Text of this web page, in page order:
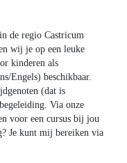
de regio Castricum
wij je op een leuke
kinderen als
Engels) beschikbaar.
(dat is
Via onze
voor een cursus bij jou
Je kunt mij bereiken via